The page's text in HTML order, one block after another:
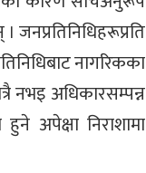
जनप्रतिनिधिहरूप्रति
नागरिकका
नभइ अधिकारसम्पन्न
अपेक्षा निराशामा